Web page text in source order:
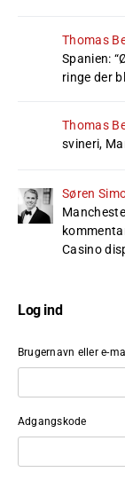
Thomas
Spanien: “
ringe der
Thomas
svineri,
Søren
Casino
Log ind
Brugernavn eller e-
Adgangskode